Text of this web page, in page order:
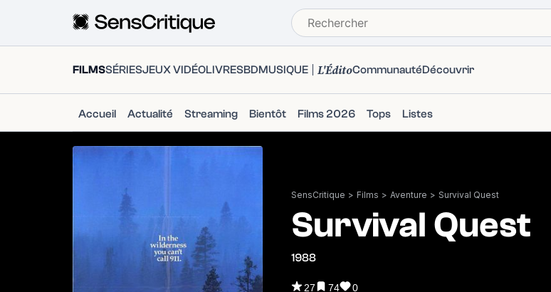
FILMSSÉRIESJEUX VIDÉOLIVRESBDMUSIQUE L'ÉditoCommunautéDécouvrir
Accueil Actualité Streaming Bientôt Films 2026 Tops Listes
SensCritique > Films > Aventure > Survival Quest
Survival Quest
1988
27 74 0